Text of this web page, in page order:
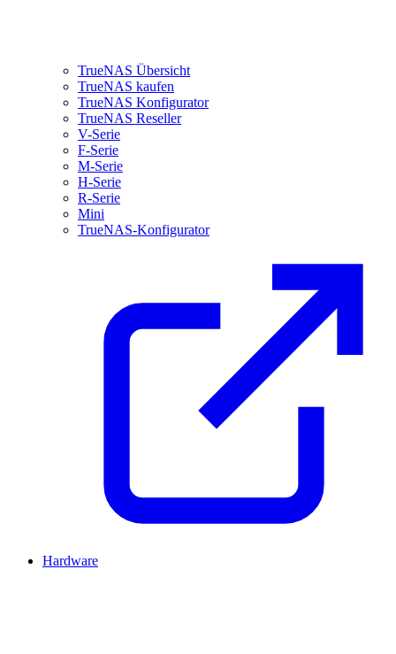
TrueNAS Übersicht
TrueNAS kaufen
TrueNAS Konfigurator
TrueNAS Reseller
V-Serie
F-Serie
M-Serie
H-Serie
R-Serie
Mini
TrueNAS-Konfigurator
Hardware